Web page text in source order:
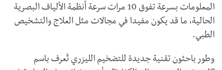
المعلومات بسرعة تفوق 10 مرات سرعة أنظمة الألياف البصرية
الحالية، ما قد يكون مفيدا في مجالات مثل العلاج والتشخيص
الطبي.
وطور باحثون تقنية جديدة للتضخيم الليزري تُعرف باسم